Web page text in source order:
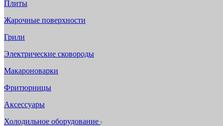
Плиты
Жарочные поверхности
Грили
Электрические сковороды
Макароноварки
Фритюрницы
Аксессуары
Холодильное оборудование